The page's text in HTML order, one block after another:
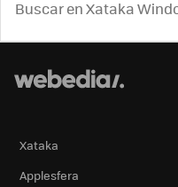
Xataka
Applesfera